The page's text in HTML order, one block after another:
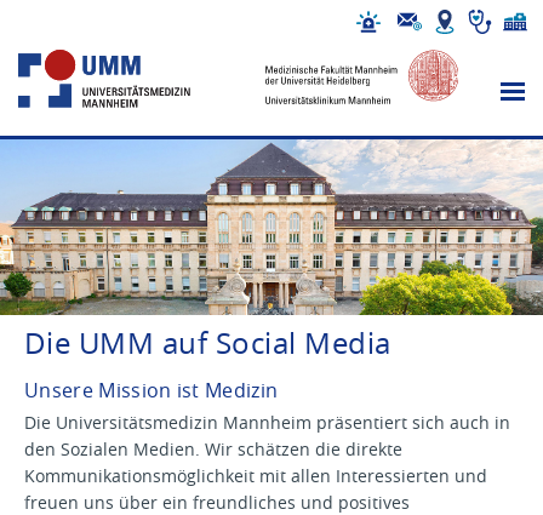
Die UMM auf Social Media
Unsere Mission ist Medizin
Die Universitätsmedizin Mannheim präsentiert sich auch in
den Sozialen Medien. Wir schätzen die direkte
Kommunikationsmöglichkeit mit allen Interessierten und
freuen uns über ein freundliches und positives